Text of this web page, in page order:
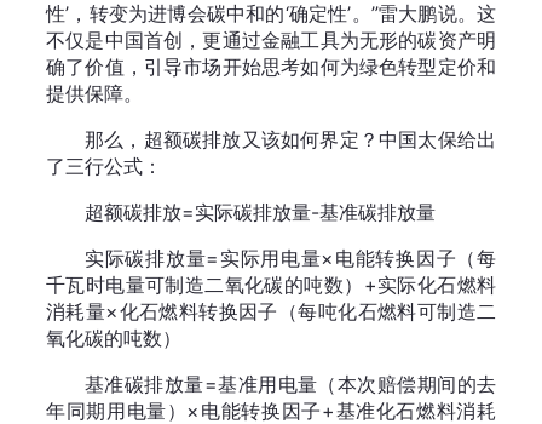
性’，转变为进博会碳中和的‘确定性’。”雷大鹏说。这
不仅是中国首创，更通过金融工具为无形的碳资产明
确了价值，引导市场开始思考如何为绿色转型定价和
提供保障。
那么，超额碳排放又该如何界定？中国太保给出
了三行公式：
超额碳排放=实际碳排放量-基准碳排放量
实际碳排放量=实际用电量×电能转换因子（每
千瓦时电量可制造二氧化碳的吨数）+实际化石燃料
消耗量×化石燃料转换因子（每吨化石燃料可制造二
氧化碳的吨数）
基准碳排放量=基准用电量（本次赔偿期间的去
年同期用电量）×电能转换因子+基准化石燃料消耗